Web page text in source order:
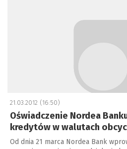
21.03.2012 (16:50)
Oświadczenie Nordea
kredytów w walutach
Od dnia 21 marca Nordea Bank